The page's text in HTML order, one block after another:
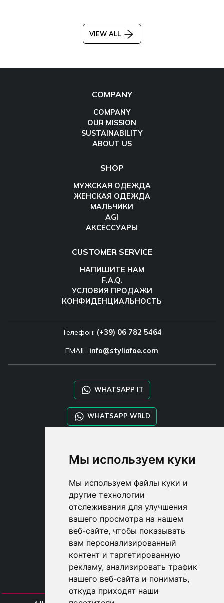
Мы используем куки
Мы используем файлы куки и
другие технологии
отслеживания для улучшения
вашего просмотра на нашем
веб-сайте, чтобы показывать
вам персонализированный
контент и таргетированную
рекламу, анализировать трафик
нашего веб-сайта и понимать,
откуда приходят наши
VIEW ALL
COMPANY
COMPANY
OUR MISSION
SUSTAINABILITY
ABOUT US
SHOP
МУЖСКАЯ ОДЕЖДА
ЖЕНСКАЯ ОДЕЖДА
МАЛЬЧИКИ
AGI
АКСЕССУАРЫ
CUSTOMER SERVICE
НАПИШИТЕ НАМ
F.A.Q.
УСЛОВИЯ ПРОДАЖИ
КОНФИДЕНЦИАЛЬНОСТЬ
Телефон: (+39) 06 782 5464
EMAIL: info@styliafoe.com
WHATSAPP IT
WHATSAPP WRLD
SHOP B2B
DROPSHIPPING
USER
SUBSCRIBE
ВОЙДИТЕ